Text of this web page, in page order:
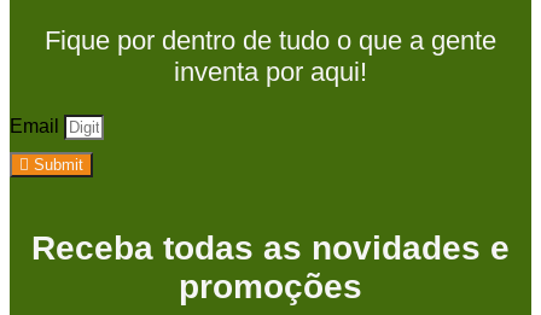
Fique por dentro de tudo o que a gente
inventa por aqui!
Email
Submit
Receba todas as novidades e
promoções